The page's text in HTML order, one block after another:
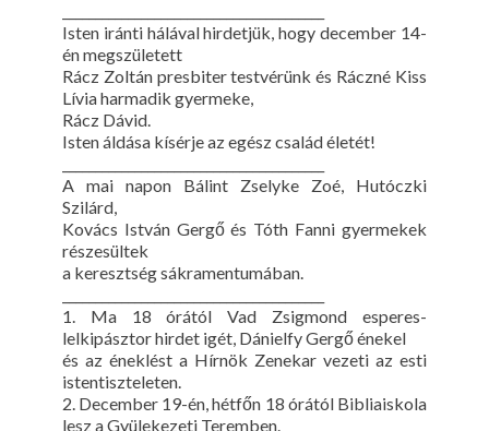
Isten iránti hálával hirdetjük, hogy december 14-
én megszületett
Rácz Zoltán presbiter testvérünk és Ráczné Kiss
Lívia harmadik gyermeke,
Rácz Dávid.
Isten áldása kísérje az egész család életét!
A mai napon Bálint Zselyke Zoé, Hutóczki
Szilárd,
Kovács István Gergő és Tóth Fanni gyermekek
részesültek
a keresztség sákramentumában.
1. Ma 18 órától Vad Zsigmond esperes-
lelkipásztor hirdet igét, Dánielfy Gergő énekel
és az éneklést a Hírnök Zenekar vezeti az esti
istentiszteleten.
2. December 19-én, hétfőn 18 órától Bibliaiskola
lesz a Gyülekezeti Teremben.